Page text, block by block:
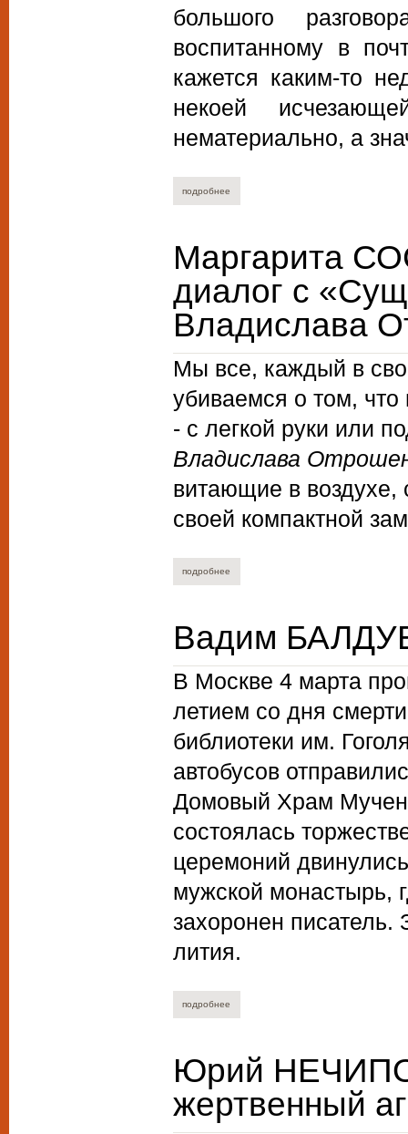
большого
воспитанному в
кажется каким-то
некоей
нематериально, а
подробнее
Маргарита
диалог с
Владислава
Мы все, каждый в
убиваемся о том,
- с легкой руки или
Владислава
витающие в воздухе,
своей компактной
подробнее
Вадим
В Москве 4 марта
летием со дня
библиотеки им.
автобусов
Домовый Храм
состоялась
церемоний
мужской монастырь,
захоронен
лития.
подробнее
Юрий
жертвенный